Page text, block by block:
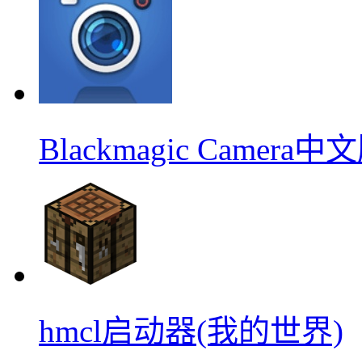
Blackmagic Camera中
hmcl启动器(我的世界)